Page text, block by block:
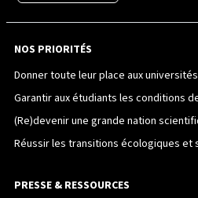
NOS PRIORITÉS
Donner toute leur place aux universités
Garantir aux étudiants les conditions
(Re)devenir une grande nation
Réussir les transitions écologiques et
PRESSE & RESSOURCES